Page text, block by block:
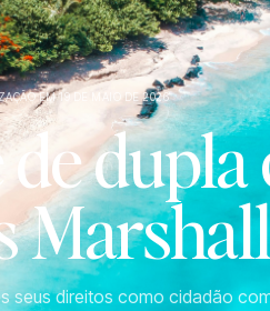
EM 19 DE MAIO DE 2026
Marshall
seus direitos como cidadão